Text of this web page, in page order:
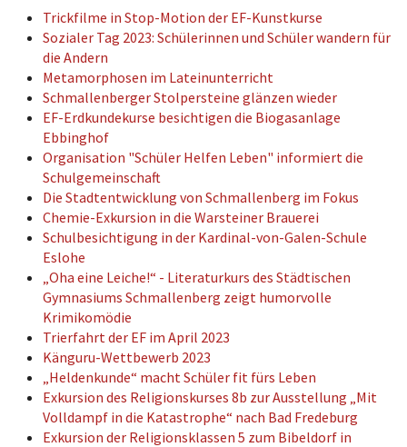
Trickfilme in Stop-Motion der EF-Kunstkurse
Sozialer Tag 2023: Schülerinnen und Schüler wandern für
die Andern
Metamorphosen im Lateinunterricht
Schmallenberger Stolpersteine glänzen wieder
EF-Erdkundekurse besichtigen die Biogasanlage
Ebbinghof
Organisation "Schüler Helfen Leben" informiert die
Schulgemeinschaft
Die Stadtentwicklung von Schmallenberg im Fokus
Chemie-Exkursion in die Warsteiner Brauerei
Schulbesichtigung in der Kardinal-von-Galen-Schule
Eslohe
„Oha eine Leiche!“ - Literaturkurs des Städtischen
Gymnasiums Schmallenberg zeigt humorvolle
Krimikomödie
Trierfahrt der EF im April 2023
Känguru-Wettbewerb 2023
„Heldenkunde“ macht Schüler fit fürs Leben
Exkursion des Religionskurses 8b zur Ausstellung „Mit
Volldampf in die Katastrophe“ nach Bad Fredeburg
Exkursion der Religionsklassen 5 zum Bibeldorf in